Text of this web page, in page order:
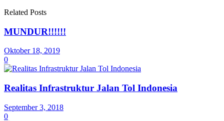
Related Posts
MUNDUR!!!!!!
Oktober 18, 2019
0
Realitas Infrastruktur Jalan Tol Indonesia
September 3, 2018
0